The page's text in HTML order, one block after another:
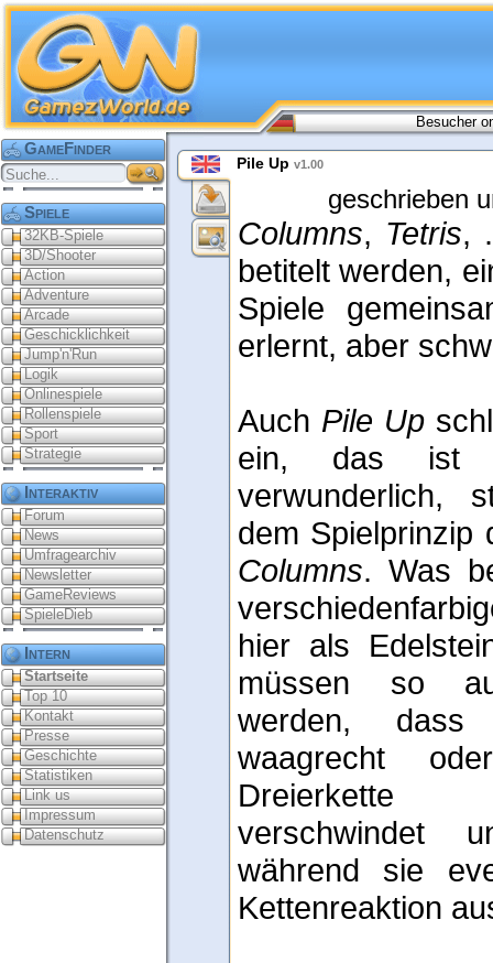
Besucher
GameFinder
Spiele
32KB-Spiele
3D/Shooter
Action
Adventure
Arcade
Geschicklichkeit
Jump'n'Run
Logik
Onlinespiele
Rollenspiele
Sport
Strategie
Interaktiv
Forum
News
Umfragearchiv
Newsletter
GameReviews
SpieleDieb
Intern
Startseite
Top 10
Kontakt
Presse
Geschichte
Statistiken
Link us
Impressum
Datenschutz
Pile Up v1.00
geschrieben
Columns, Tetris,
betitelt werden,
Spiele
erlernt, aber
Auch Pile Up
ein, das ist
verwunderlich,
dem Spielprinzip
Columns. Was
hier als
müssen so
werden, dass
waagrecht
Dreierkette
verschwindet
während sie
Kettenreaktion